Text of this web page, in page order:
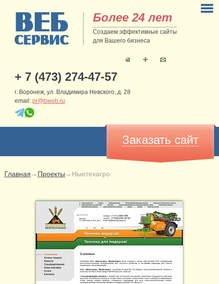
Более 24 лет
Создаем эффективные сайты
для Вашего бизнеса
+ 7 (473) 274-47-57
г. Воронеж, ул. Владимира Невского, д. 28
email: pr@bweb.ru
Заказать сайт
Главная → Проекты → Ньютехагро